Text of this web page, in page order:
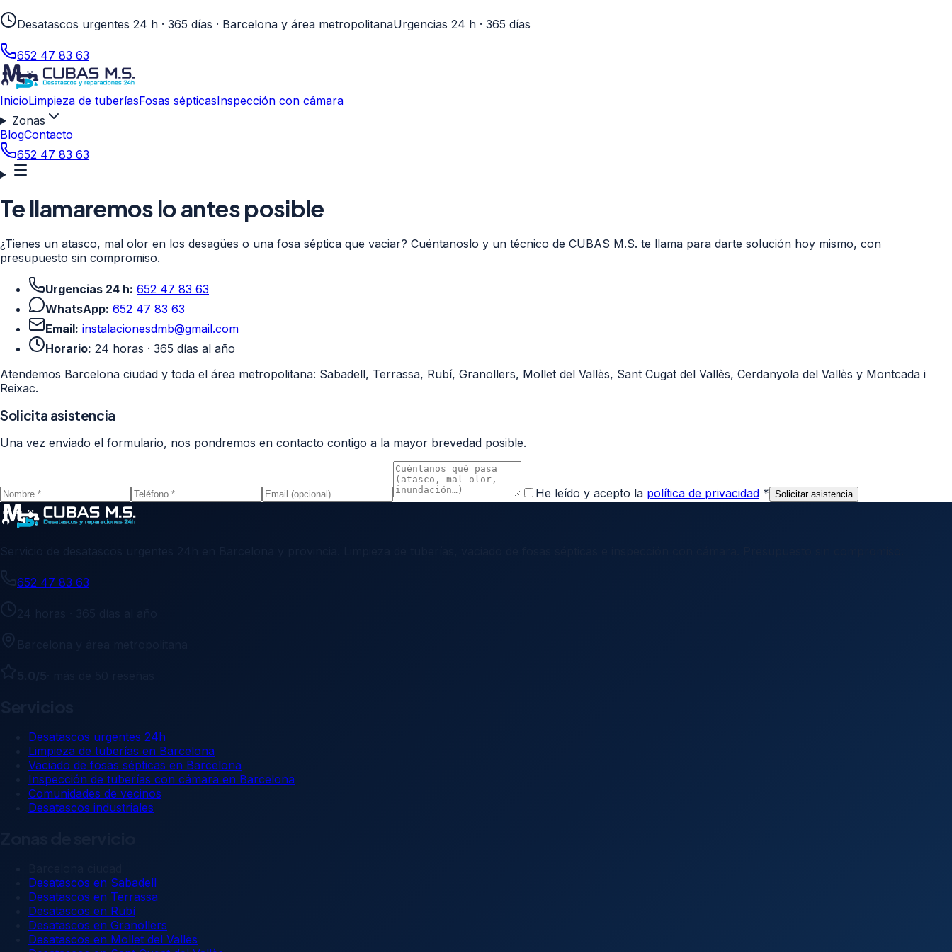
Desatascos urgentes 24 h · 365 días · Barcelona y área metropolitanaUrgencias 24 h · 365 días
652 47 83 63
InicioLimpieza de tuberíasFosas sépticasInspección con cámara
Zonas
BlogContacto
652 47 83 63
Te llamaremos lo antes posible
¿Tienes un atasco, mal olor en los desagües o una fosa séptica que vaciar? Cuéntanoslo y un técnico de CUBAS M.S. te llama para darte solución hoy mismo, con
presupuesto sin compromiso.
Urgencias 24 h: 652 47 83 63
WhatsApp: 652 47 83 63
Email: instalacionesdmb@gmail.com
Horario: 24 horas · 365 días al año
Atendemos Barcelona ciudad y toda el área metropolitana: Sabadell, Terrassa, Rubí, Granollers, Mollet del Vallès, Sant Cugat del Vallès, Cerdanyola del Vallès y Montcada i
Reixac.
Solicita asistencia
Una vez enviado el formulario, nos pondremos en contacto contigo a la mayor brevedad posible.
He leído y acepto la política de privacidad * Solicitar asistencia
Servicio de desatascos urgentes 24h en Barcelona y provincia. Limpieza de tuberías, vaciado de fosas sépticas e inspección con cámara. Presupuesto sin compromiso.
652 47 83 63
Desatascos urgentes 24h
Limpieza de tuberías en Barcelona
Vaciado de fosas sépticas en Barcelona
Inspección de tuberías con cámara en Barcelona
Comunidades de vecinos
Desatascos industriales
Desatascos en Sabadell
Desatascos en Terrassa
Desatascos en Rubí
Desatascos en Granollers
Desatascos en Mollet del Vallès